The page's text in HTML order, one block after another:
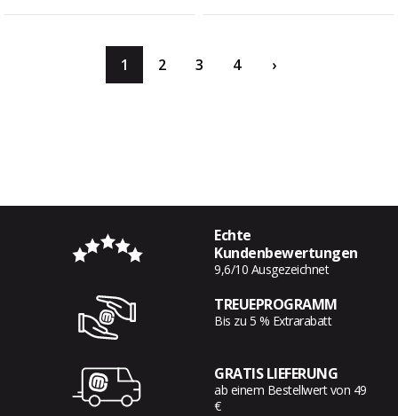
1 2 3 4 ›
Echte
Kundenbewertungen
9,6/10 Ausgezeichnet
TREUEPROGRAMM
Bis zu 5 % Extrarabatt
GRATIS LIEFERUNG
ab einem Bestellwert von 49
€